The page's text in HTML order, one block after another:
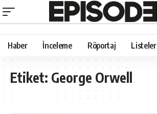
Haber İnceleme Röportaj Listeler
Etiket:George Orwell